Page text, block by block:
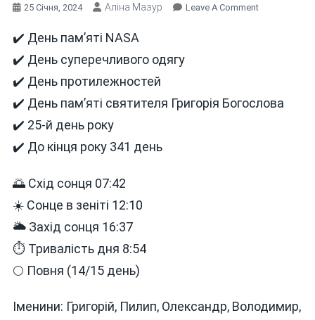
25 Січня, 2024 Аліна Мазур Leave A CommentOn
СЬОГОДНІ
✔️ День пам’яті NASA
✔️ День суперечливого одягу
✔️ День протилежностей
✔️ День пам’яті святителя Григорія Богослова
✔️ 25-й день року
✔️ До кінця року 341 день
🌅 Схід сонця 07:42
☀️ Сонце в зеніті 12:10
🌥 Захід сонця 16:37
⏱ Тривалість дня 8:54
🌕 Повня (14/15 день)
Іменини: Григорій, Пилип, Олександр, Володимир,